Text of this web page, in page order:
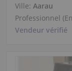
Ville: Aarau
Professionnel
Vendeur vérifié